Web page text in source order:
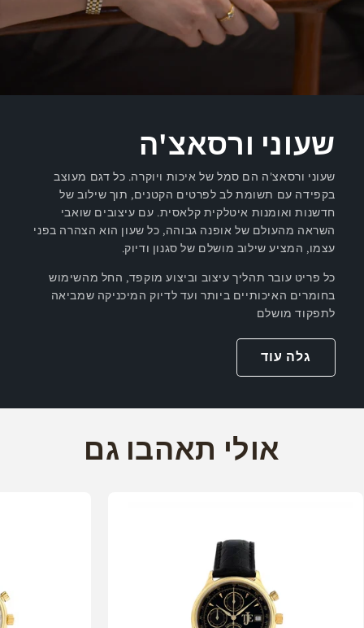
שעוני ורסאצ'ה
שעוני ורסאצ'ה הם סמל של איכות ויוקרה. כל דגם מעוצב
בקפידה עם תשומת לב לפרטים הקטנים, תוך שילוב של
חדשנות ואומנות איטלקית קלאסית. עם עיצובים שואבי
השראה מהעולם של אופנה גבוהה, כל שעון הוא הצהרה בפני
עצמו, המציע שילוב מושלם של סגנון ודיוק.
כל פריט עובר תהליך עיצוב וביצוע מוקפד, החל מהשימוש
בחומרים האיכותיים ביותר ועד לדיוק המיכניקה שמביאה
לתפקוד מושלם
גלה עוד
אולי תאהבו גם